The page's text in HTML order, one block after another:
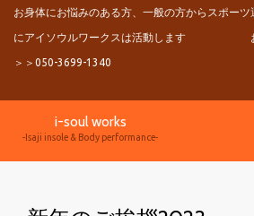
ン
お身体にお悩みのある方、一般の方からスポー
にアイソウルワークスは活動します お気軽
＞＞050-3699-1340
i-soul works
-Isaji insole & Body performance-